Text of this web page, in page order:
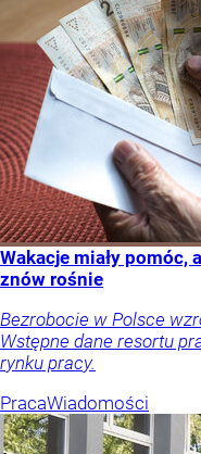
Wakacje miały pomóc,
znów rośnie
Bezrobocie w Polsce
Wstępne dane resortu
rynku pracy.
PracaWiadomości